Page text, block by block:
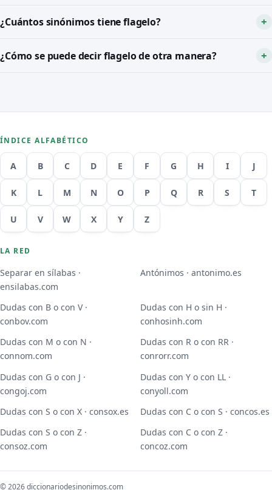
¿Cuántos sinónimos tiene flagelo?
¿Cómo se puede decir flagelo de otra manera?
ÍNDICE ALFABÉTICO
A B C D E F G H I J
K L M N O P Q R S T
U V W X Y Z
LA RED
Separar en sílabas ·
ensilabas.com
Antónimos · antonimo.es
Dudas con B o con V ·
conbov.com
Dudas con H o sin H ·
conhosinh.com
Dudas con M o con N ·
connom.com
Dudas con R o con RR ·
conrorr.com
Dudas con G o con J ·
congoj.com
Dudas con Y o con LL ·
conyoll.com
Dudas con S o con X · consox.es
Dudas con C o con S · concos.es
Dudas con S o con Z ·
consoz.com
Dudas con C o con Z ·
concoz.com
© 2026 diccionariodesinonimos.com